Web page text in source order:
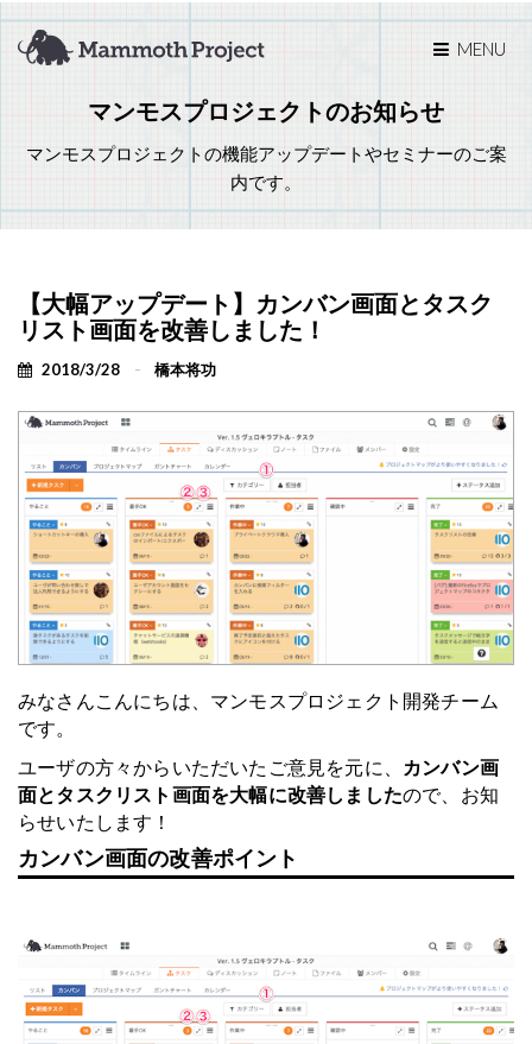
MENU
マンモスプロジェクトのお知らせ
マンモスプロジェクトの機能アップデートやセミナーのご案
内です。
【大幅アップデート】カンバン画面とタスク
リスト画面を改善しました！
2018/3/28 橋本将功
みなさんこんにちは、マンモスプロジェクト開発チーム
です。
ユーザの方々からいただいたご意見を元に、
カンバン画
面とタスクリスト画面を大幅に改善しましたので、お知
らせいたします！
カンバン画面の改善ポイント